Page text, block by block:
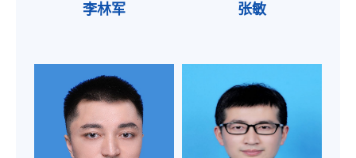
李林军 张敏